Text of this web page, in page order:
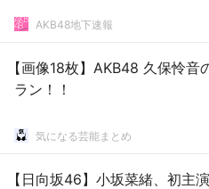
AKB48地下速報
【画像18枚】AKB48 久保怜音
ラン！！
気になる芸能まとめ
【日向坂46】小坂菜緒、初主